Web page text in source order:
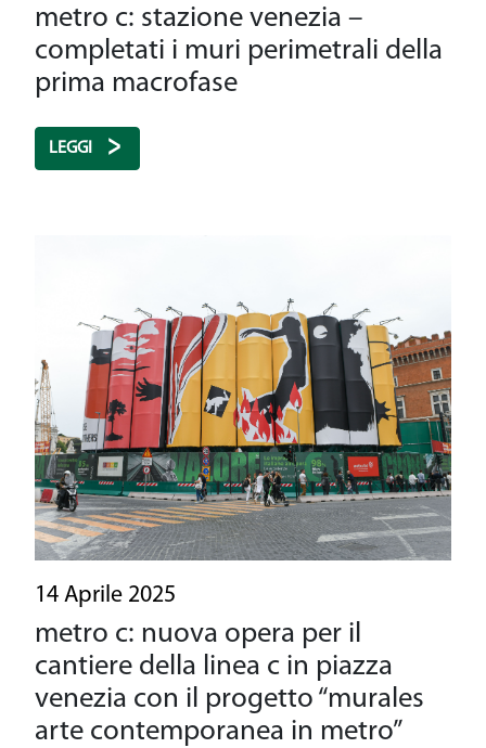
metro c: stazione venezia –
completati i muri perimetrali della
prima macrofase
LEGGI
14 Aprile 2025
metro c: nuova opera per il
cantiere della linea c in piazza
venezia con il progetto “murales
arte contemporanea in metro”